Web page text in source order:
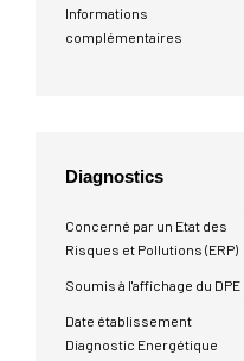
Informations
complémentaires
Diagnostics
Concerné par un Etat des
Risques et Pollutions (ERP)
Soumis à l'affichage du DPE
Date établissement
Diagnostic Energétique